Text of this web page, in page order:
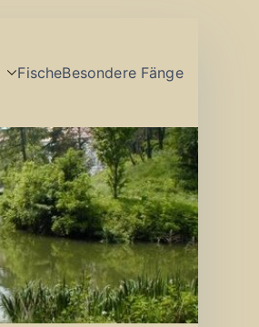
FischeBesondere Fänge